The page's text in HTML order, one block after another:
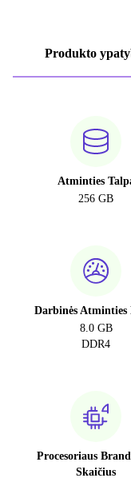
Produkto
Atminties
256 GB
Darbinės Atminties
8.0 GB
DDR4
Procesoriaus
Skaičius